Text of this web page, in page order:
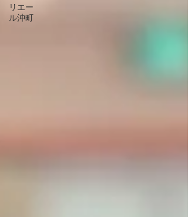
リエー
ル沖町